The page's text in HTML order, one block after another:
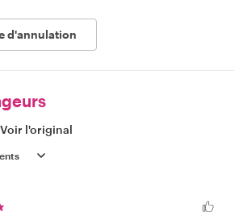
d'annulation
Voir l'original